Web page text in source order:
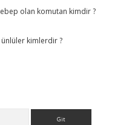
olan komutan kimdir ?
kimlerdir ?